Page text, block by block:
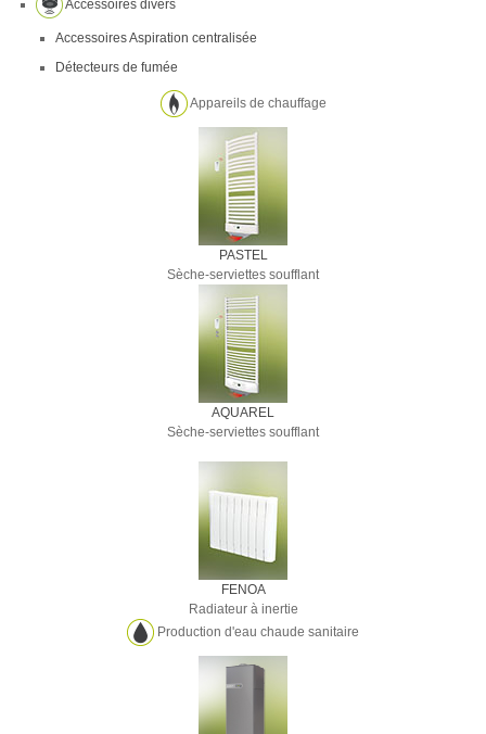
Accessoires divers
Accessoires Aspiration centralisée
Détecteurs de fumée
Appareils de chauffage
PASTEL
Sèche-serviettes soufflant
AQUAREL
Sèche-serviettes soufflant
FENOA
Radiateur à inertie
Production d'eau chaude sanitaire